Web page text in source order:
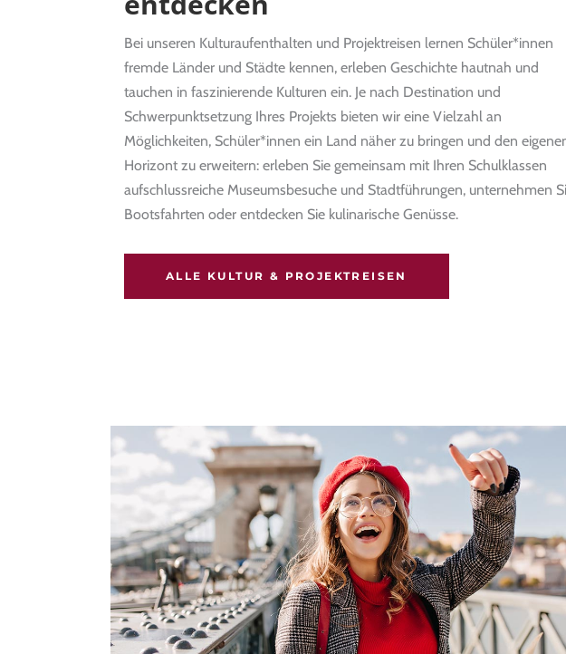
Bei unseren Kulturaufenthalten und Projektreisen lernen Schüler*innen
fremde Länder und Städte kennen, erleben Geschichte hautnah und
tauchen in faszinierende Kulturen ein. Je nach Destination und
Schwerpunktsetzung Ihres Projekts bieten wir eine Vielzahl an
Möglichkeiten, Schüler*innen ein Land näher zu bringen und den
Horizont zu erweitern: erleben Sie gemeinsam mit Ihren Schulklassen
aufschlussreiche Museumsbesuche und Stadtführungen, unternehmen
Bootsfahrten oder entdecken Sie kulinarische Genüsse.
ALLE KULTUR & PROJEKTREISEN